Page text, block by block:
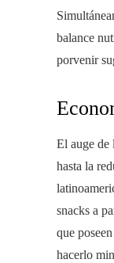
balance
porvenir
El auge de
hasta la
snacks a
que
hacerlo